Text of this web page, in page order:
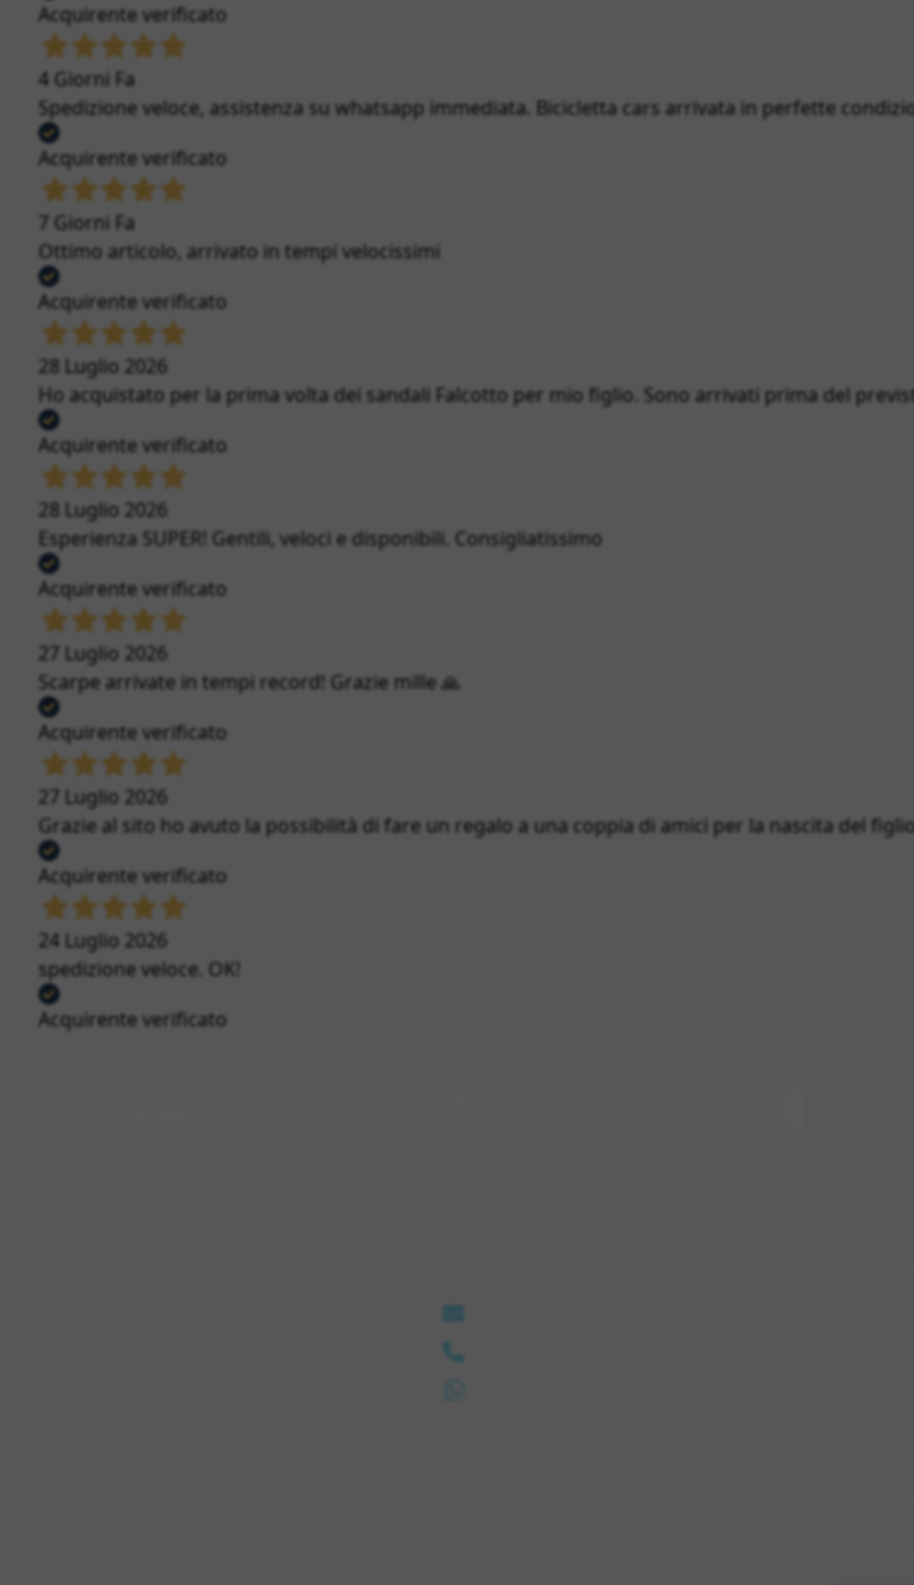
Acquirente verificato
4 Giorni Fa
Spedizione veloce, assistenza su whatsapp immediata. Bicicletta cars arrivata in perfette
Acquirente verificato
7 Giorni Fa
Ottimo articolo, arrivato in tempi velocissimi
Acquirente verificato
28 Luglio 2026
Ho acquistato per la prima volta dei sandali Falcotto per mio figlio. Sono arrivati prima del
Acquirente verificato
28 Luglio 2026
Esperienza SUPER! Gentili, veloci e disponibili. Consigliatissimo
Acquirente verificato
27 Luglio 2026
Scarpe arrivate in tempi record! Grazie mille 🙏
Acquirente verificato
27 Luglio 2026
Grazie al sito ho avuto la possibilità di fare un regalo a una coppia di amici per la nascita del
Acquirente verificato
24 Luglio 2026
spedizione veloce. OK!
Acquirente verificato